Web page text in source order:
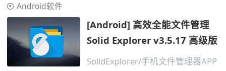
Android软件
[Android] 高效全能文件管理
Solid Explorer v3.5.17 高级版
SolidExplorer/手机文件管理器APP